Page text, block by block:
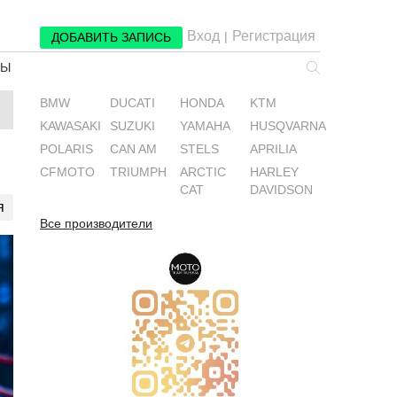
ДОБАВИТЬ ЗАПИСЬ Вход | Регистрация
BMW DUCATI HONDA
KTM
KAWASAKI
SUZUKI YAMAHA
HUSQVARNA
POLARIS
CAN AM STELS
APRILIA
CFMOTO
TRIUMPH
ARCTIC
CAT
HARLEY
DAVIDSON
Все производители